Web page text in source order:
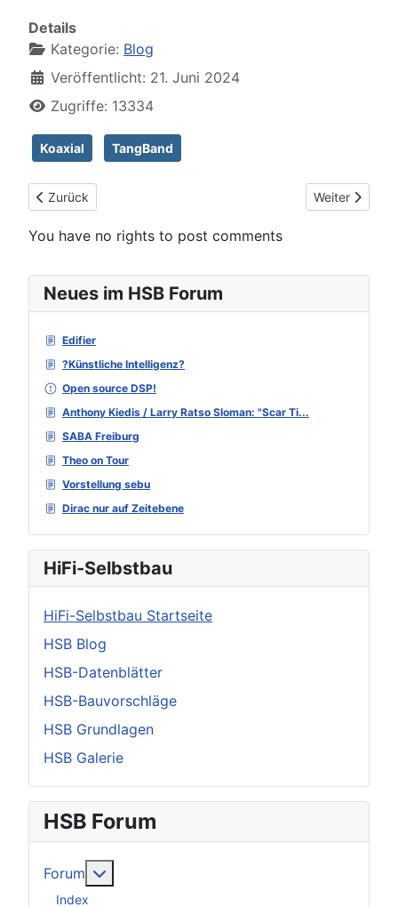
Neues im HSB Forum
Edifier
?Künstliche Intelligenz?
Open source DSP!
Anthony Kiedis / Larry Ratso Sloman: "Scar Ti...
SABA Freiburg
Theo on Tour
Vorstellung sebu
Dirac nur auf Zeitebene
HiFi-Selbstbau
HiFi-Selbstbau Startseite
HSB Blog
HSB-Datenblätter
HSB-Bauvorschläge
HSB Grundlagen
HSB Galerie
HSB Forum
Forum
Index
Details
Kategorie: Blog
Veröffentlicht: 21. Juni 2024
Zugriffe: 13334
Koaxial TangBand
Vorheriger Beitrag: Li-Wave (Lifu´s Waveguide)
Zurück Nächster
Weiter
You have no rights to post comments